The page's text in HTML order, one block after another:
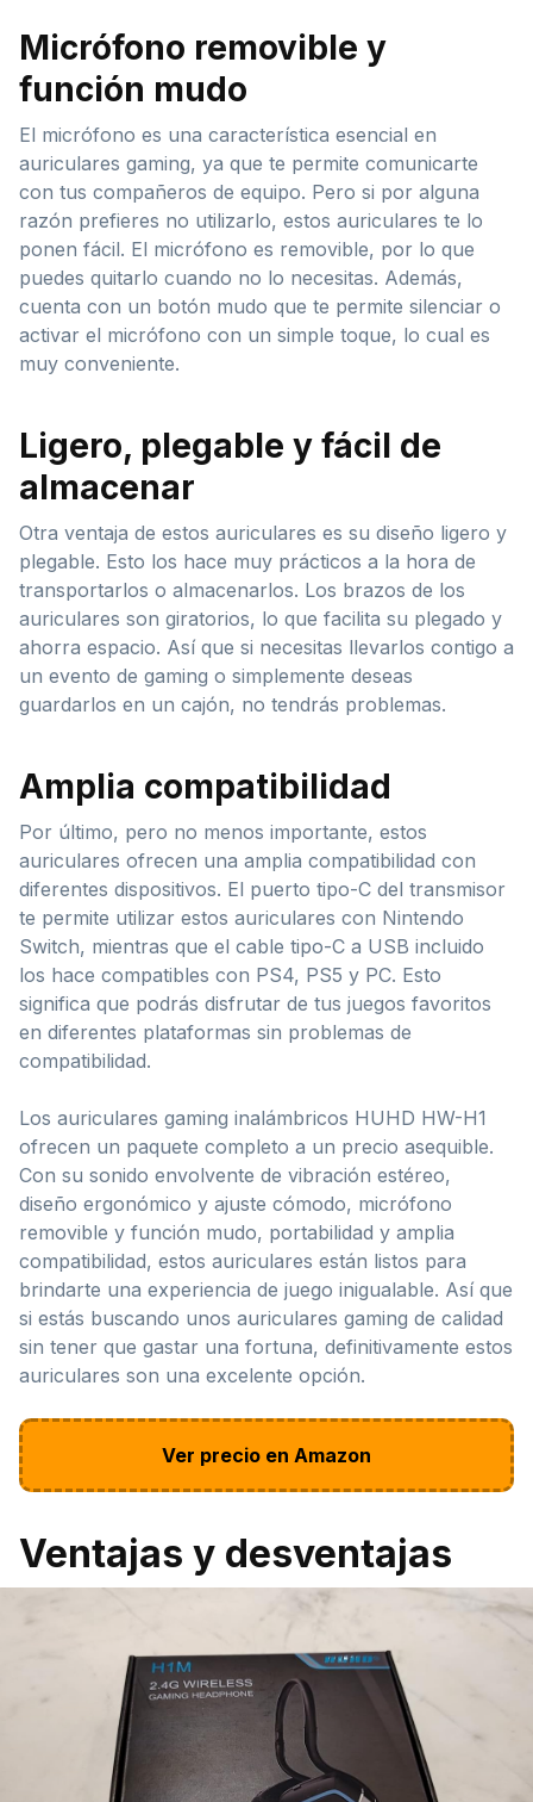
Micrófono removible y
función mudo
El micrófono es una característica esencial en
auriculares gaming, ya que te permite comunicarte
con tus compañeros de equipo. Pero si por alguna
razón prefieres no utilizarlo, estos auriculares te lo
ponen fácil. El micrófono es removible, por lo que
puedes quitarlo cuando no lo necesitas. Además,
cuenta con un botón mudo que te permite silenciar o
activar el micrófono con un simple toque, lo cual es
muy conveniente.
Ligero, plegable y fácil de
almacenar
Otra ventaja de estos auriculares es su diseño ligero y
plegable. Esto los hace muy prácticos a la hora de
transportarlos o almacenarlos. Los brazos de los
auriculares son giratorios, lo que facilita su plegado y
ahorra espacio. Así que si necesitas llevarlos contigo a
un evento de gaming o simplemente deseas
guardarlos en un cajón, no tendrás problemas.
Amplia compatibilidad
Por último, pero no menos importante, estos
auriculares ofrecen una amplia compatibilidad con
diferentes dispositivos. El puerto tipo-C del transmisor
te permite utilizar estos auriculares con Nintendo
Switch, mientras que el cable tipo-C a USB incluido
los hace compatibles con PS4, PS5 y PC. Esto
significa que podrás disfrutar de tus juegos favoritos
en diferentes plataformas sin problemas de
compatibilidad.
Los auriculares gaming inalámbricos HUHD HW-H1
ofrecen un paquete completo a un precio asequible.
Con su sonido envolvente de vibración estéreo,
diseño ergonómico y ajuste cómodo, micrófono
removible y función mudo, portabilidad y amplia
compatibilidad, estos auriculares están listos para
brindarte una experiencia de juego inigualable. Así que
si estás buscando unos auriculares gaming de calidad
sin tener que gastar una fortuna, definitivamente estos
auriculares son una excelente opción.
Ver precio en Amazon
Ventajas y desventajas